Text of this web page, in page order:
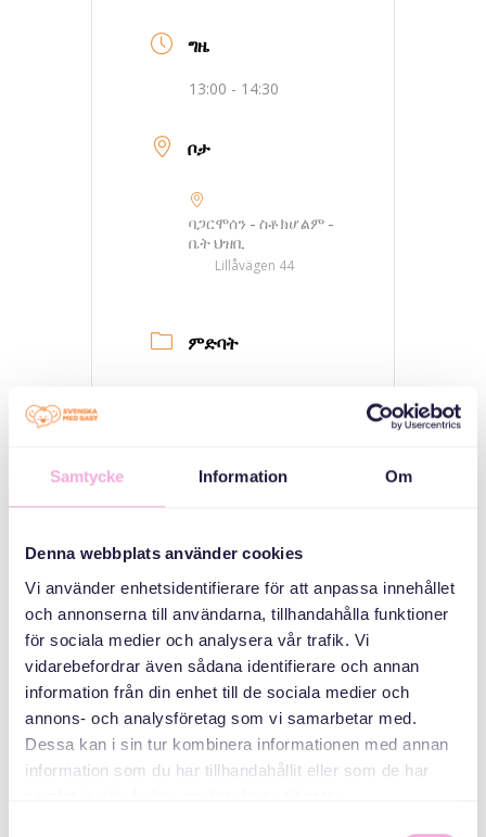
Samtycke Information Om
Denna webbplats använder cookies
Vi använder enhetsidentifierare för att anpassa innehållet
och annonserna till användarna, tillhandahålla funktioner
för sociala medier och analysera vår trafik. Vi
vidarebefordrar även sådana identifierare och annan
information från din enhet till de sociala medier och
annons- och analysföretag som vi samarbetar med.
Dessa kan i sin tur kombinera informationen med annan
information som du har tillhandahållit eller som de har
ግዜ
13:00 - 14:30
ቦታ
ባጋርሞሰን - ስቶክሆልም -
ቤት ህዝቢ
Lillåvägen 44
ምድባት
Svenska med baby
ኢመይል